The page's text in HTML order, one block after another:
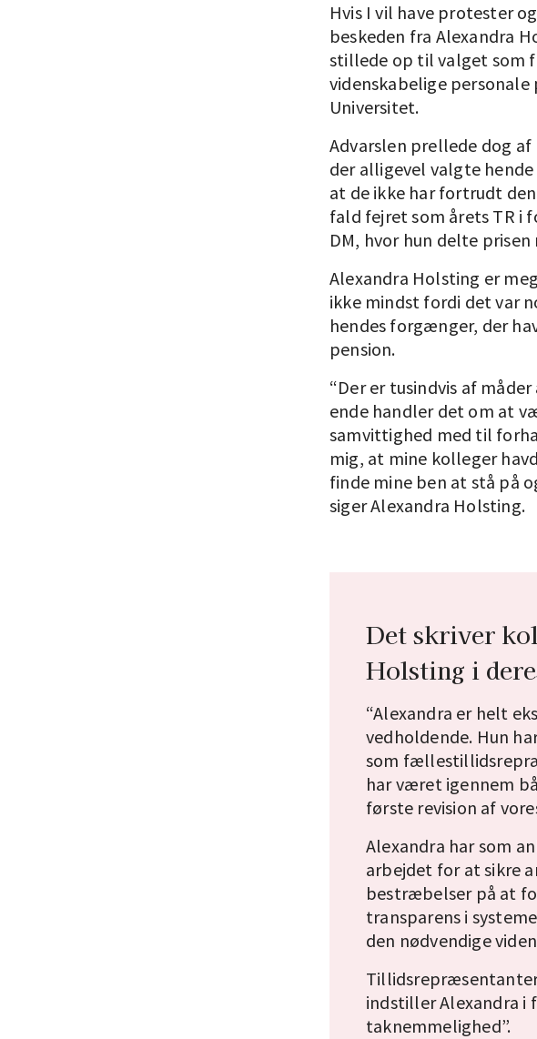
Hvis I vil have protester
beskeden fra Alexandra
stillede op til valget
videnskabelige personale
Universitet.
Advarslen prellede dog
der alligevel valgte
at de ikke har fortrudt
fald fejret som årets TR i
DM, hvor hun delte
Alexandra Holsting er
ikke mindst fordi det var
hendes forgænger, der
pension.
“Der er tusindvis af
ende handler det om at
samvittighed med til
mig, at mine kolleger
finde mine ben at stå på
siger Alexandra Holsting.
Det skriver
Holsting i
“Alexandra er helt
vedholdende. Hun
som
har været igennem
første revision af
Alexandra har som
arbejdet for at sikre
bestræbelser på at
transparens i
den nødvendige
indstiller Alexandra i
taknemmelighed”.